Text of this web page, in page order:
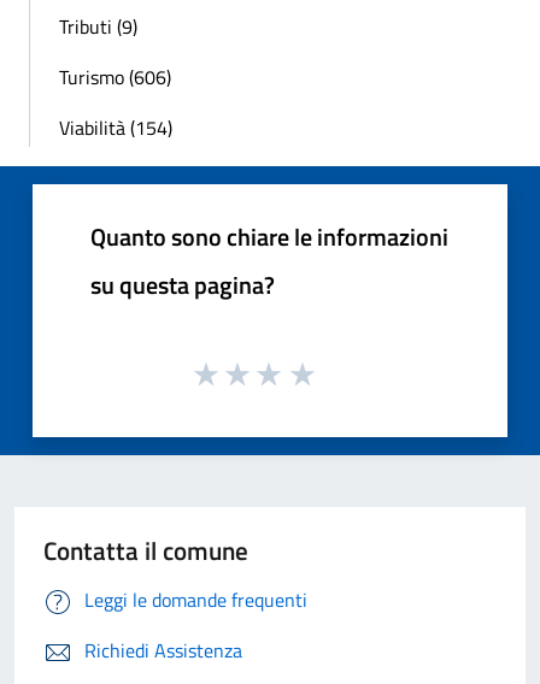
Tributi (9)
Turismo (606)
Viabilità (154)
Quanto sono chiare le informazioni
su questa pagina?
Contatta il comune
Leggi le domande frequenti
Richiedi Assistenza